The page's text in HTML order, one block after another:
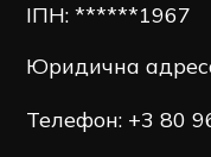
ІПН: ******1967
Юридична
Телефон: +3 80